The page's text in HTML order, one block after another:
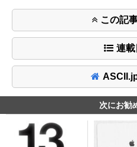
この記
連
次にお勧